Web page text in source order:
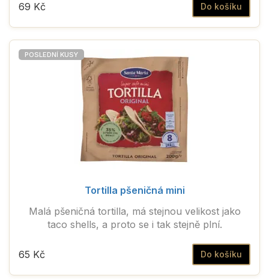
Do košíku
69 Kč
POSLEDNÍ KUSY
Tortilla pšeničná mini
Malá pšeničná tortilla, má stejnou velikost jako
taco shells, a proto se i tak stejně plní.
Do košíku
65 Kč